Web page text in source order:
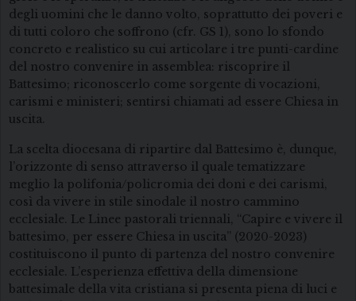
degli uomini che le danno volto, soprattutto dei poveri e
di tutti coloro che soffrono (cfr. GS 1), sono lo sfondo
concreto e realistico su cui articolare i tre punti-cardine
del nostro convenire in assemblea: riscoprire il
Battesimo; riconoscerlo come sorgente di vocazioni,
carismi e ministeri; sentirsi chiamati ad essere Chiesa in
uscita.
La scelta diocesana di ripartire dal Battesimo è, dunque,
l’orizzonte di senso attraverso il quale tematizzare
meglio la polifonia/policromia dei doni e dei carismi,
così da vivere in stile sinodale il nostro cammino
ecclesiale. Le Linee pastorali triennali, “Capire e vivere il
battesimo, per essere Chiesa in uscita” (2020-2023)
costituiscono il punto di partenza del nostro convenire
ecclesiale. L’esperienza effettiva della dimensione
battesimale della vita cristiana si presenta piena di luci e